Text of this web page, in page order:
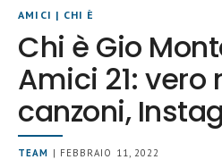
AMICI | CHI È
Chi è Gio
Amici 21: vero
canzoni,
TEAM | FEBBRAIO 11, 2022